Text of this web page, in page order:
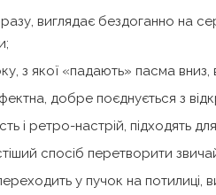
виглядає бездоганно на
з якої «падають» пасма вниз,
добре поєднується з
і ретро-настрій, підходять
спосіб перетворити
у пучок на потилиці,